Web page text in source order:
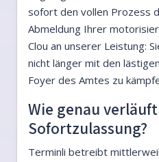
sofort den vollen Prozess
Abmeldung Ihrer
Clou an unserer Leistung:
nicht länger mit den
Foyer des Amtes zu
Wie genau
Sofortzulassung?
Terminli betreibt